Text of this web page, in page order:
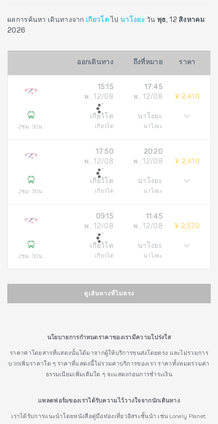
ผลการค้นหา เดินทางจาก เกียวโตไปนาโงยะ วันพุธ, 12 สิงหาคม
2026
ออกเดินทาง ถึงที่หมาย ราคา
2ชม. 30น.
15:15
พ., 12/08
เกียวโต
เกียวโต
17:45
พ., 12/08
นาโงยะ
นาโงยะ
¥ 2,410
2ชม. 30น.
17:50
พ., 12/08
เกียวโต
เกียวโต
20:20
พ., 12/08
นาโงยะ
นาโงยะ
¥ 2,410
2ชม. 30น.
09:15
พ., 12/08
เกียวโต
เกียวโต
11:45
พ., 12/08
นาโงยะ
นาโงยะ
¥ 2,570
ดูเส้นทางที่ไม่ตรง
นโยบายการกำหนดราคาของเรามีความโปร่งใส
ราคาค่าโดยสารที่แสดงนั้นได้มาจากผู้ให้บริการขนส่งโดยตรง และไม่รวมการ
บวกเพิ่มราคาใด ๆ ราคาที่แสดงนี้ไม่รวมค่าบริการของเรา ราคาทั้งหมดรวมค่า
ธรรมเนียมเพิ่มเติมใด ๆ จะแสดงก่อนการชำระเงิน
แพลตฟอร์มของเราได้รับความไว้วางใจจากนักเดินทาง
เราได้รับการแนะนำโดยหนังสือคู่มือท่องเที่ยวอิสระชั้นนำ เช่น Lonely Planet,